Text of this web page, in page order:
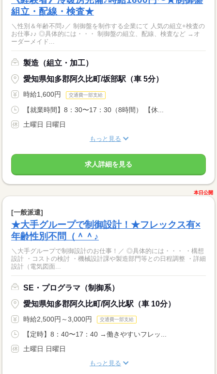
組立・配線・検査★
＼性別＆年齢不問♪／ 制御盤を制作する企業にて 人気の組立+検査の
お仕事♪♪ ◎具体的には・・・ 制御盤の組立、配線、検査など →オ
ーダーメイド...
製造（組立・加工）
愛知県知多郡阿久比町/坂部駅（車 5分）
時給1,600円 交通費一部支給
【就業時間】8：30〜17：30（8時間） 【休...
土曜日 日曜日
もっと見る
求人詳細を見る
本日公開
[一般派遣]
★大手グループで制御設計！★フレックス有×
年齢性別不問（＾＾♪
＼大手グループで制御設計のお仕事！／ ◎具体的には・・・ ・構想
設計 ・コストの検討 ・機械設計課や製造部門等との日程調整 ・詳細
設計（電気図面...
SE・プログラマ（制御系）
愛知県知多郡阿久比町/阿久比駅（車 10分）
時給2,500円～3,000円 交通費一部支給
【定時】8：40〜17：40 →働きやすいフレッ...
土曜日 日曜日
もっと見る